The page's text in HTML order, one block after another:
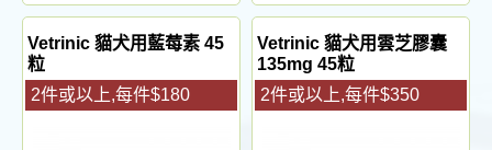
Vetrinic 貓犬用藍莓素 45
粒
2件或以上,每件$180
Vetrinic 貓犬用雲芝膠囊
135mg 45粒
2件或以上,每件$350